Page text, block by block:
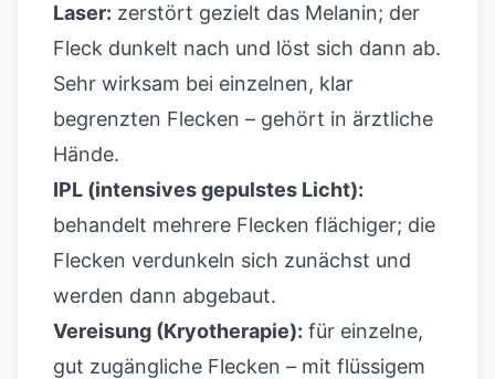
Laser: zerstört gezielt das Melanin; der
Fleck dunkelt nach und löst sich dann ab.
Sehr wirksam bei einzelnen, klar
begrenzten Flecken – gehört in ärztliche
Hände.
IPL (intensives gepulstes Licht):
behandelt mehrere Flecken flächiger; die
Flecken verdunkeln sich zunächst und
werden dann abgebaut.
Vereisung (Kryotherapie): für einzelne,
gut zugängliche Flecken – mit flüssigem